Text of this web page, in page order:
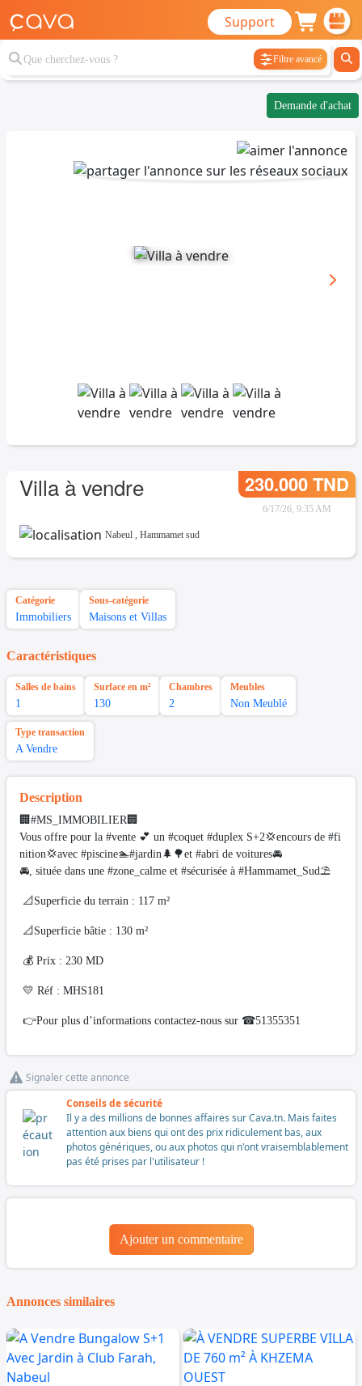
Support
Filtre avancé
Demande d'achat
Villa à vendre 230.000 TND
6/17/26, 9:35 AM
Nabeul , Hammamet sud
Catégorie
Immobiliers
Sous-catégorie
Maisons et Villas
Caractéristiques
Salles de bains
1
Surface en m²
130
Chambres
2
Meubles
Non Meublé
Type transaction
A Vendre
Description
🏢#MS_IMMOBILIER🏢
Vous offre pour la #vente 💕 un #coquet #duplex S+2💢encours de #fi
nition💢avec #piscine🏊#jardin🌲🌳et #abri de voitures🚘
🚘, située dans une #zone_calme et #sécurisée à #Hammamet_Sud⛱️
📐Superficie du terrain : 117 m²
📐Superficie bâtie : 130 m²
💰 Prix : 230 MD
💛 Réf : MHS181
👉Pour plus d’informations contactez-nous sur ☎51355351
Signaler cette annonce
Conseils de sécurité
Il y a des millions de bonnes affaires sur Cava.tn. Mais faites
attention aux biens qui ont des prix ridiculement bas, aux
photos génériques, ou aux photos qui n'ont vraisemblablement
pas été prises par l'utilisateur !
Ajouter un commentaire
Annonces similaires